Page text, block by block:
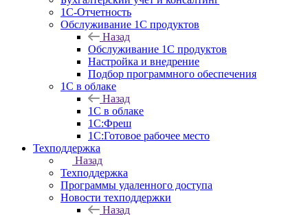
1С-Отчетность
Обслуживание 1С продуктов
Назад
Обслуживание 1С продуктов
Настройка и внедрение
Подбор программного обеспечения
1С в облаке
Назад
1С в облаке
1C:Фреш
1C:Готовое рабочее место
Техподдержка
Назад
Техподдержка
Программы удаленного доступа
Новости техподдержки
Назад